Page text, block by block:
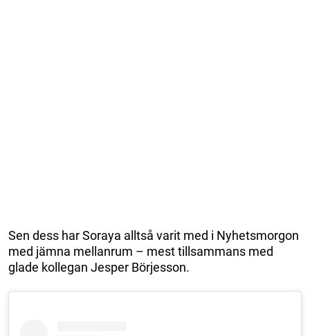
Sen dess har Soraya alltså varit med i Nyhetsmorgon
med jämna mellanrum – mest tillsammans med
glade kollegan Jesper Börjesson.